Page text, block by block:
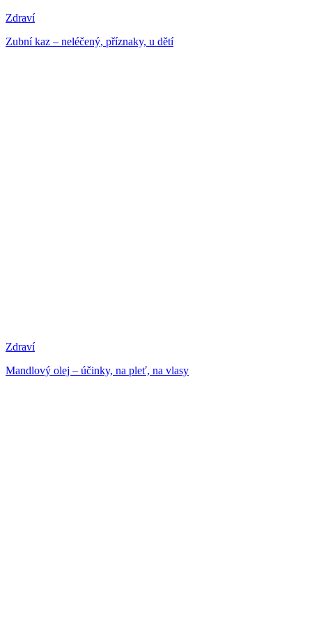
Zdraví
Zubní kaz – neléčený, příznaky, u dětí
Zdraví
Mandlový olej – účinky, na pleť, na vlasy